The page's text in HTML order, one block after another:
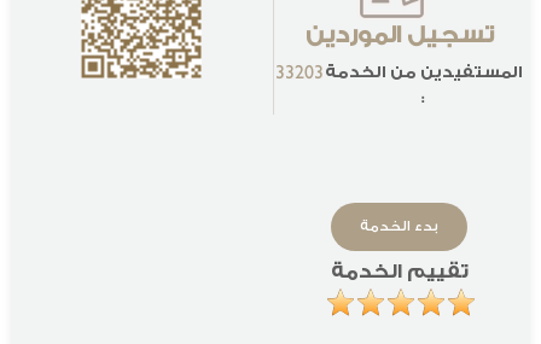
تسجيل الموردين
المستفيدين من الخدمة
:
33203
بدء الخدمة
تقييم الخدمة